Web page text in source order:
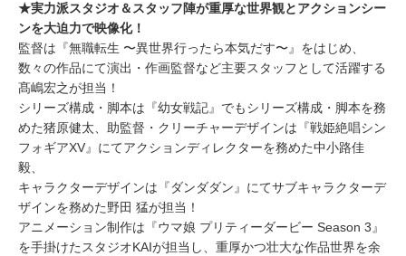
★実力派スタジオ＆スタッフ陣が重厚な世界観とアクションシー
ンを大迫力で映像化！
監督は『無職転生 〜異世界行ったら本気だす〜』をはじめ、
数々の作品にて演出・作画監督など主要スタッフとして活躍する
髙嶋宏之が担当！
シリーズ構成・脚本は『幼女戦記』でもシリーズ構成・脚本を務
めた猪原健太、助監督・クリーチャーデザインは『戦姫絶唱シン
フォギアXV』にてアクションディレクターを務めた中小路佳
毅、
キャラクターデザインは『ダンダダン』にてサブキャラクターデ
ザインを務めた野田 猛が担当！
アニメーション制作は『ウマ娘 プリティーダービー Season 3』
を手掛けたスタジオKAIが担当し、重厚かつ壮大な作品世界を余